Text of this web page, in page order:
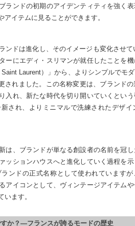
ランドの初期のアイデンティティを強く
イテムに見ることができます。
ンドは進化し、そのイメージも変化させ
ーにエディ・スリマンが就任したことを
Saint Laurent）」から、よりシンプルでモ
されました。この名称変更は、ブランド
入れ、新たな時代を切り開いていくとい
され、よりミニマルで洗練されたデザ
は、ブランドが単なる創設者の名前を冠
ッションハウスへと進化していく過程を
ンドの正式名称として使われています
アイコンとして、ヴィンテージアイテム
います。
か？—フランスが誇るモードの歴史